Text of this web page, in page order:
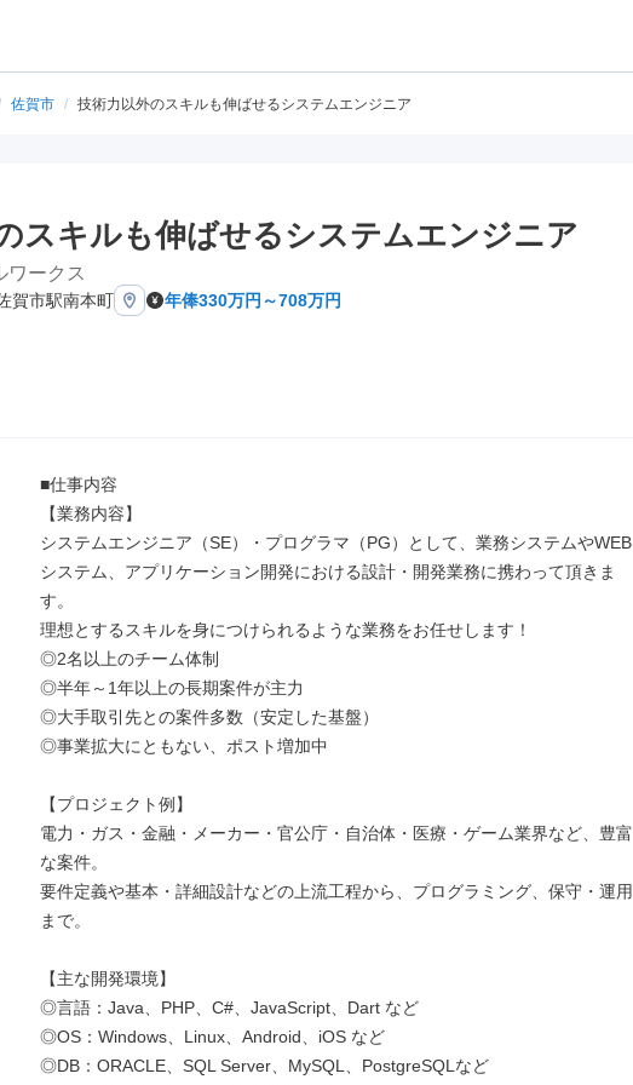
佐賀市 / 技術力以外のスキルも伸ばせるシステムエンジニア
スキルも伸ばせるシステムエンジニア
ワークス
賀市駅南本町 年俸330万円～708万円
■仕事内容
【業務内容】
システムエンジニア（SE）・プログラマ（PG）として、業務システムやWEB
システム、アプリケーション開発における設計・開発業務に携わって頂きま
す。
理想とするスキルを身につけられるような業務をお任せします！
◎2名以上のチーム体制
◎半年～1年以上の長期案件が主力
◎大手取引先との案件多数（安定した基盤）
◎事業拡大にともない、ポスト増加中
【プロジェクト例】
電力・ガス・金融・メーカー・官公庁・自治体・医療・ゲーム業界など、豊富
な案件。
要件定義や基本・詳細設計などの上流工程から、プログラミング、保守・運用
まで。
【主な開発環境】
◎言語：Java、PHP、C#、JavaScript、Dart など
◎OS：Windows、Linux、Android、iOS など
◎DB：ORACLE、SQL Server、MySQL、PostgreSQLなど